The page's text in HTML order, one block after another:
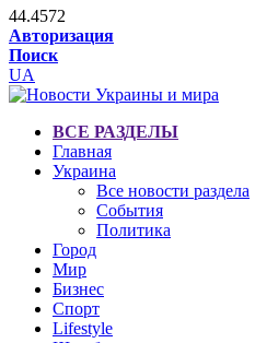
44.4572
Авторизация
Поиск
UA
ВСЕ РАЗДЕЛЫ
Главная
Украина
Все новости раздела
События
Политика
Город
Мир
Бизнес
Спорт
Lifestyle